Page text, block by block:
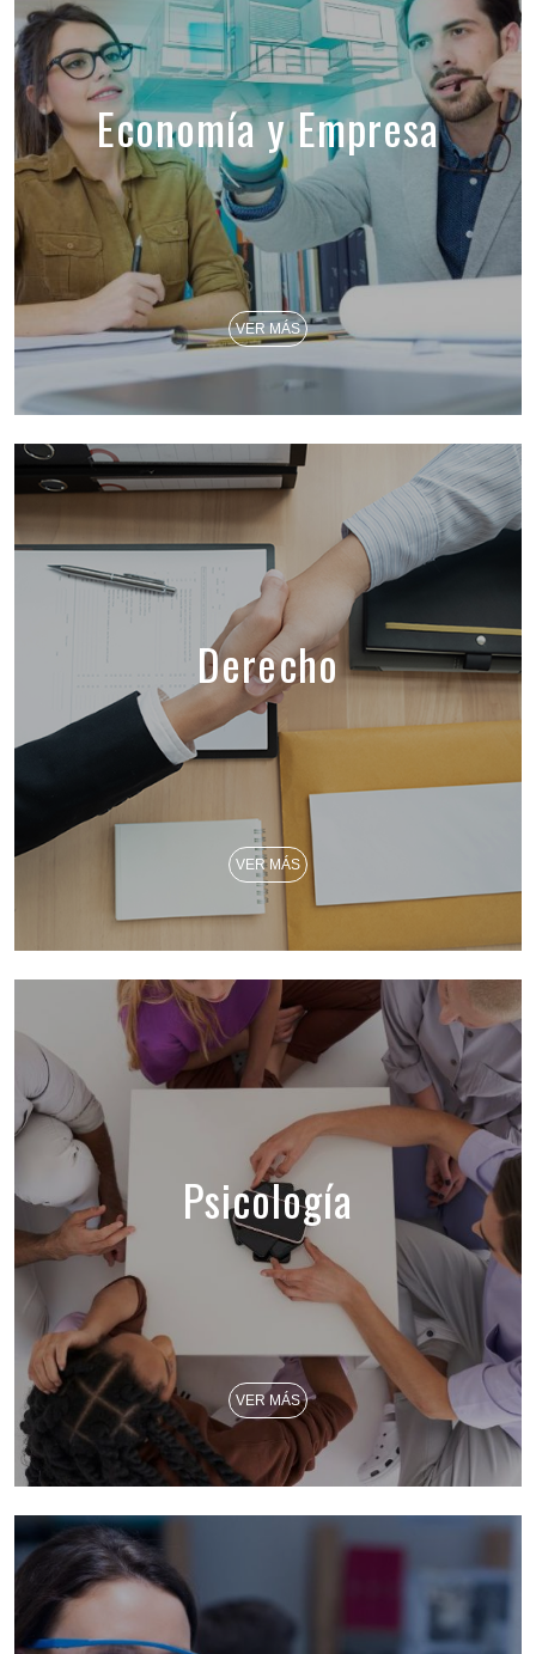
Economía y Empresa
VER MÁS
Derecho
VER MÁS
Psicología
VER MÁS